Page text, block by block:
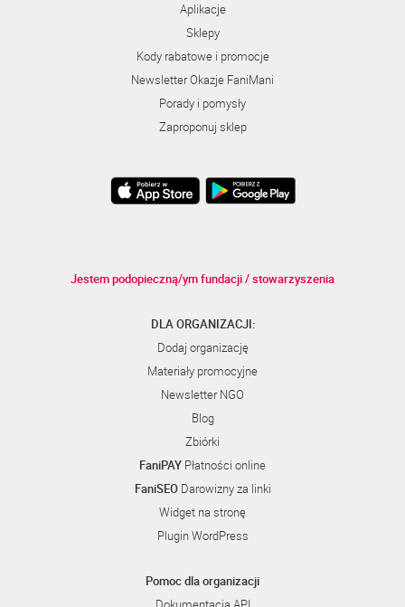
Aplikacje
Sklepy
Kody rabatowe i promocje
Newsletter Okazje FaniMani
Porady i pomysły
Zaproponuj sklep
Jestem podopieczną/ym fundacji / stowarzyszenia
DLA ORGANIZACJI:
Dodaj organizację
Materiały promocyjne
Newsletter NGO
Blog
Zbiórki
FaniPAY Płatności online
FaniSEODarowizny za linki
Widget na stronę
Plugin WordPress
Pomoc dla organizacji